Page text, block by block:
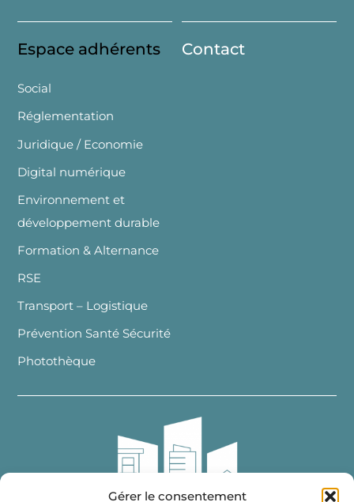
Gérer le consentement
Espace adhérents
Social
Réglementation
Juridique / Economie
Digital numérique
Environnement et
développement durable
Formation & Alternance
RSE
Transport – Logistique
Prévention Santé Sécurité
Photothèque
Contact